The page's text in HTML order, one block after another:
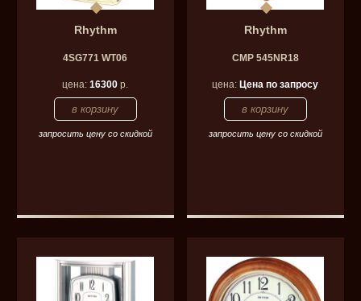
Rhythm
4SG771 WT06
цена:16300 р.
запросить цену со скидкой
Rhythm
CMP 545NR18
цена: Цена по запросу
запросить цену со скидкой